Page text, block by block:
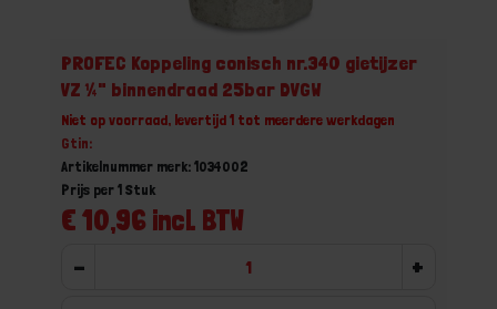
PROFEC Koppeling conisch nr.340 gietijzer
VZ ¼" binnendraad 25bar DVGW
Niet op voorraad, levertijd 1 tot meerdere werkdagen
Gtin:
Artikelnummer merk: 1034002
€ 10,96 incl. BTW
Prijs per 1 Stuk
- +